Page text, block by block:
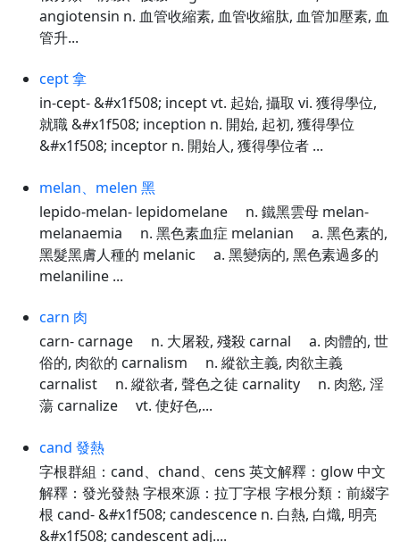
angiotensin n. 血管收縮素, 血管收縮肽, 血管加壓素, 血
管升...
cept 拿
in-cept- &#x1f508; incept vt. 起始, 攝取 vi. 獲得學位,
就職 &#x1f508; inception n. 開始, 起初, 獲得學位
&#x1f508; inceptor n. 開始人, 獲得學位者 ...
melan、melen 黑
lepido-melan- lepidomelane n. 鐵黑雲母 melan-
melanaemia n. 黑色素血症 melanian a. 黑色素的,
黑髮黑膚人種的 melanic a. 黑變病的, 黑色素過多的
melaniline ...
carn 肉
carn- carnage n. 大屠殺, 殘殺 carnal a. 肉體的, 世
俗的, 肉欲的 carnalism n. 縱欲主義, 肉欲主義
carnalist n. 縱欲者, 聲色之徒 carnality n. 肉慾, 淫
蕩 carnalize vt. 使好色,...
cand 發熱
字根群組：cand、chand、cens 英文解釋：glow 中文
解釋：發光發熱 字根來源：拉丁字根 字根分類：前綴字
根 cand- &#x1f508; candescence n. 白熱, 白熾, 明亮
&#x1f508; candescent adj....